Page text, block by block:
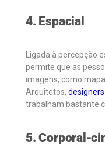
4. Espacial
Ligada à percepção
permite que as
imagens, como
Arquitetos, designers
trabalham bastante
5. Corporal-